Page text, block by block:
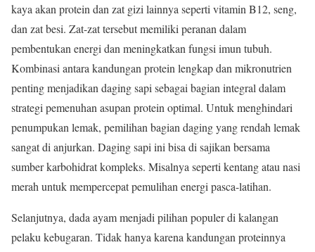
kaya akan protein dan zat gizi lainnya seperti vitamin B12, seng,
dan zat besi. Zat-zat tersebut memiliki peranan dalam
pembentukan energi dan meningkatkan fungsi imun tubuh.
Kombinasi antara kandungan protein lengkap dan mikronutrien
penting menjadikan daging sapi sebagai bagian integral dalam
strategi pemenuhan asupan protein optimal. Untuk menghindari
penumpukan lemak, pemilihan bagian daging yang rendah lemak
sangat di anjurkan. Daging sapi ini bisa di sajikan bersama
sumber karbohidrat kompleks. Misalnya seperti kentang atau nasi
merah untuk mempercepat pemulihan energi pasca-latihan.
Selanjutnya, dada ayam menjadi pilihan populer di kalangan
pelaku kebugaran. Tidak hanya karena kandungan proteinnya